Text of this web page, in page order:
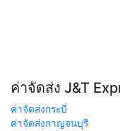
ค่าจัดส่ง J&T
ค่าจัดส่งกระบี่
ค่าจัดส่งกาญจนบุรี